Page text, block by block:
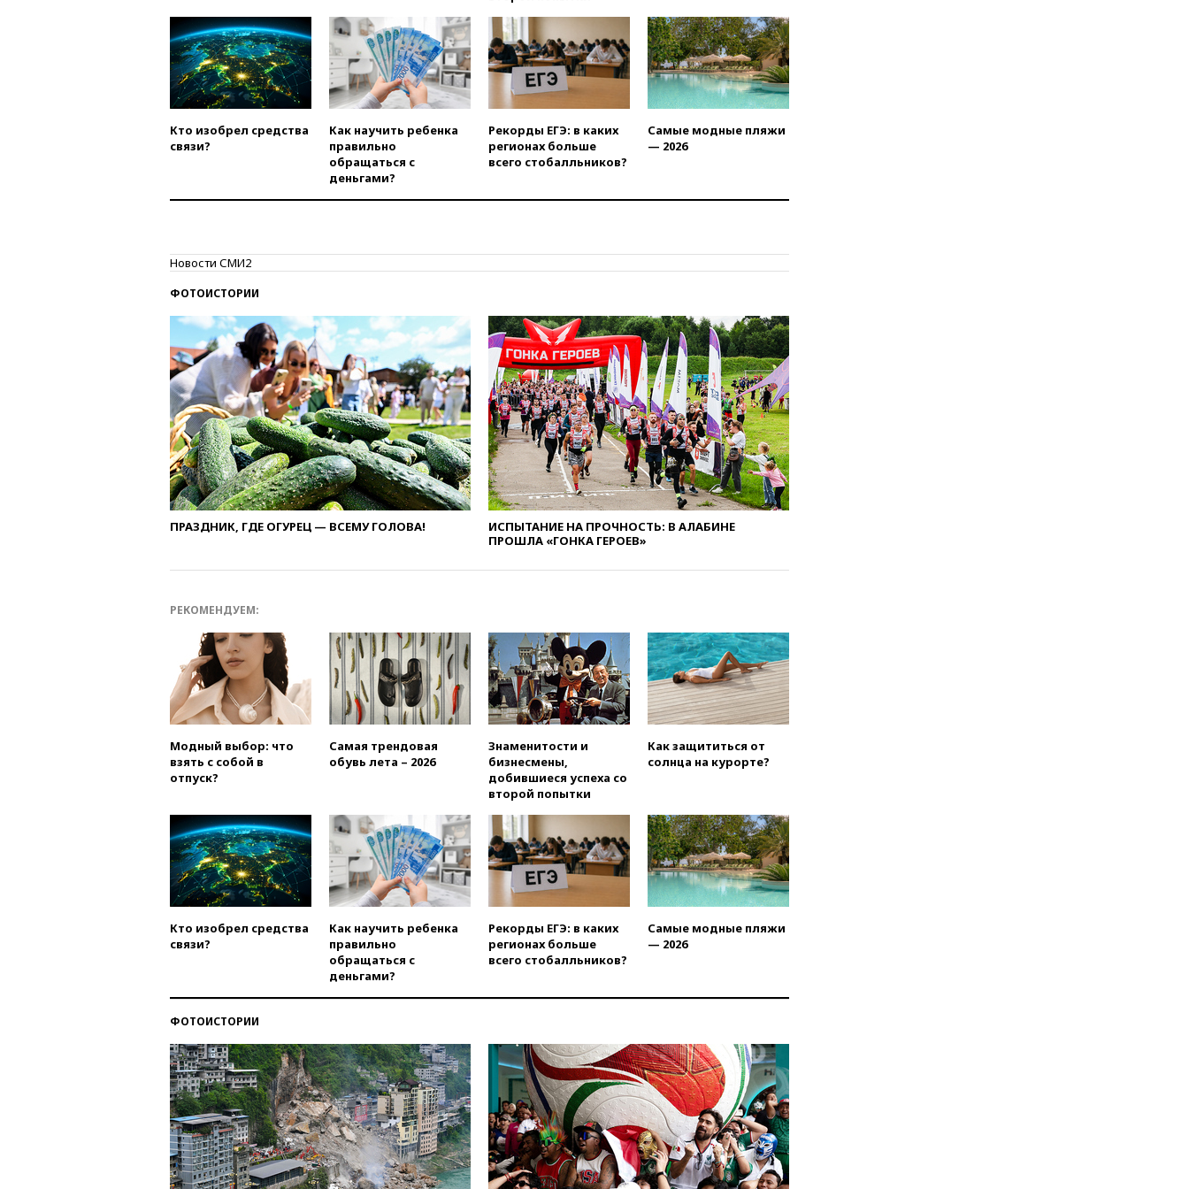
рассорить Россию и Казахстан
обречены на провал
02:00
Ни один водоем Англии
не соответствует нормам
химической безопасности
Трамп: США сами
нуждаются в дальнобойных
ракетах и системах Patriot
необходимости пополнения
признать «Яблоко»
нежелательной организацией
ребенок и женщина погибли
при падении деревьев во
время урагана
вчера, 22:55В Москве в
пятницу ожидаются ливни
вчера, 22:35Винисиус
продлил контракт с «Реалом»
до 2032 года
вчера, 22:28Отказаться от
российского гражданства
станет значительно дороже
вчера, 22:20
штурмовую дивизию
доклад о ситуации на
добропольском направлении
вчера, 21:58Генпрокуратура
признала нежелательным в
РФ американский Human
Rights Foundation
вчера, 21:35 «Аэрофлот»
отменяет часть рейсов в Сочи
и Геленджик
выиграл золото чемпионата
Европы в прыжках с 10-
метровой вышки
вчера, 21:10РФ не получала
обращений о прекращении
в Армении
вчера, 21:00
рекомендовать не посещать
Армению
вчера, 20:35ПВО за день
сбила еще 281 украинский
беспилотник над Россией
вчера, 20:27Ямпольская
призвала оптимизировать
олимпиады для поступления в
Кто изобрел средства
связи?
Как научить ребенка
правильно
обращаться с
деньгами?
Рекорды ЕГЭ: в каких
регионах больше
всего стобалльников?
Самые модные пляжи
— 2026
Новости СМИ2
ФОТОИСТОРИИ
ПРАЗДНИК, ГДЕ ОГУРЕЦ — ВСЕМУ ГОЛОВА!
ИСПЫТАНИЕ НА ПРОЧНОСТЬ: В АЛАБИНЕ
ПРОШЛА «ГОНКА ГЕРОЕВ»
РЕКОМЕНДУЕМ:
Модный выбор: что
взять с собой в
отпуск?
Самая трендовая
обувь лета – 2026
Знаменитости и
бизнесмены,
добившиеся успеха со
второй попытки
Как защититься от
солнца на курорте?
Кто изобрел средства
связи?
Как научить ребенка
правильно
обращаться с
деньгами?
Рекорды ЕГЭ: в каких
регионах больше
всего стобалльников?
Самые модные пляжи
— 2026
ФОТОИСТОРИИ